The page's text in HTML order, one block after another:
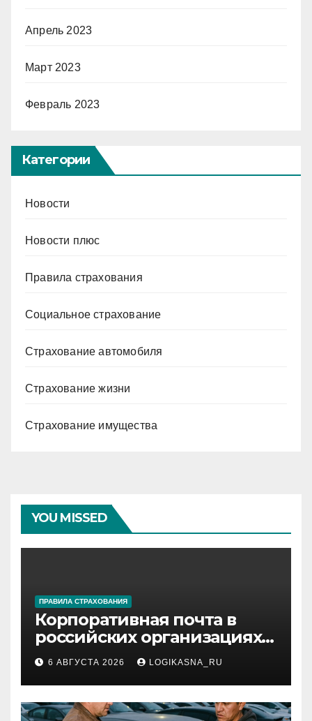
Апрель 2023
Март 2023
Февраль 2023
Категории
Новости
Новости плюс
Правила страхования
Социальное страхование
Страхование автомобиля
Страхование жизни
Страхование имущества
YOU MISSED
ПРАВИЛА СТРАХОВАНИЯ
Корпоративная почта в
российских организациях:
инфраструктура,
протоколы и безопасность
6 АВГУСТА 2026 LOGIKASNA_RU